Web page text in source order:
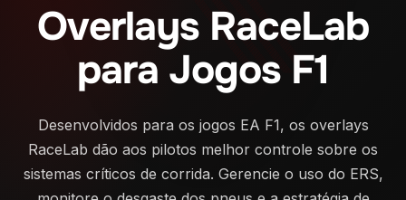
Overlays RaceLab
para Jogos F1
Desenvolvidos para os jogos EA F1, os overlays
RaceLab dão aos pilotos melhor controle sobre os
sistemas críticos de corrida. Gerencie o uso do ERS,